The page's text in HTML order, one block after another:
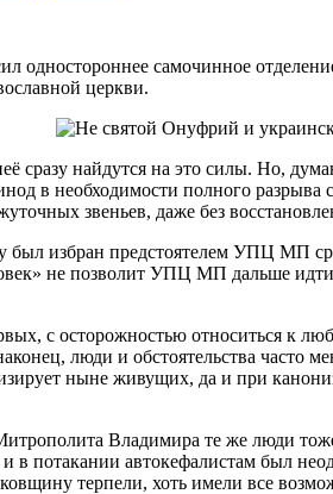
самочинное
церкви.
сразу найдутся на это силы. Но,
в необходимости полного
звеньев, даже без
избран предстоятелем УПЦ МП
не позволит УПЦ МП дальше
с осторожностью относиться к
люди и обстоятельства
ныне живущих, да и при
Владимира те же люди
потакании автокефалистам был
терпели, хоть имели все